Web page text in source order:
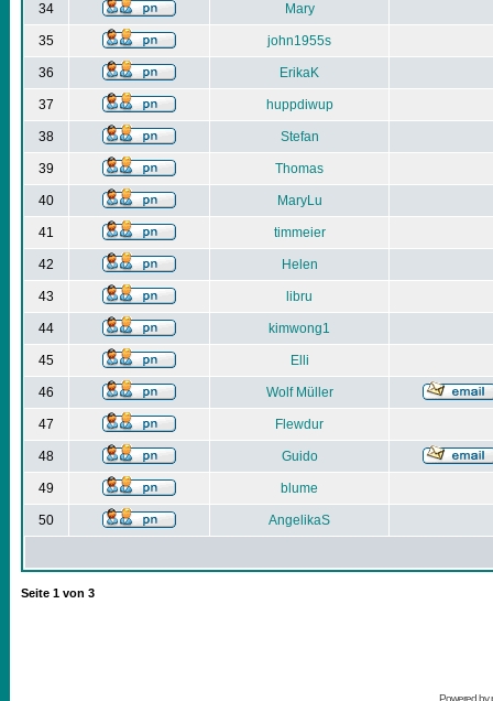
34 Mary
35 john1955s
36 ErikaK
37 huppdiwup
38 Stefan
39 Thomas
40 MaryLu
41 timmeier
42 Helen
43 libru
44 kimwong1
45 Elli
46 Wolf Müller
47 Flewdur
48 Guido
49 blume
50 AngelikaS
Seite 1 von 3
Powered by